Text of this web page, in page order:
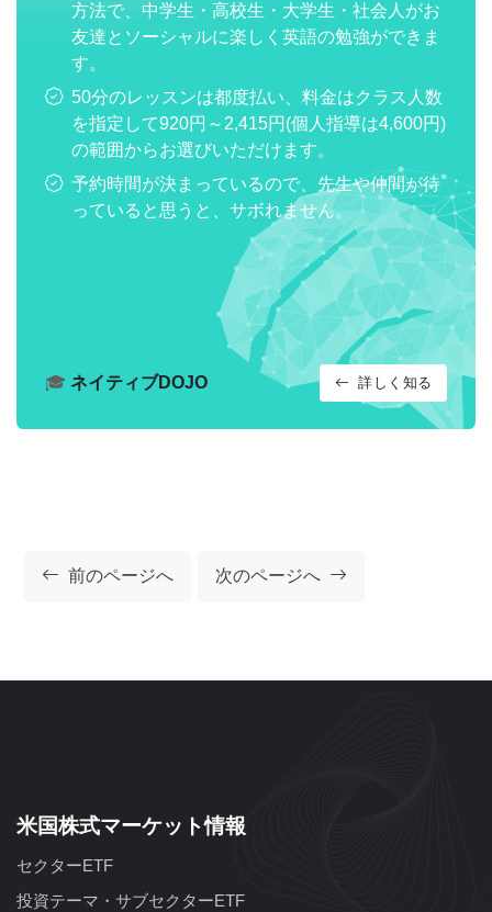
方法で、中学生・高校生・大学生・社会人がお
友達とソーシャルに楽しく英語の勉強ができま
す。
50分のレッスンは都度払い、料金はクラス人数
を指定して920円～2,415円(個人指導は4,600円)
の範囲からお選びいただけます。
予約時間が決まっているので、先生や仲間が待
っていると思うと、サボれません。
🎓 ネイティブDOJO 詳しく知る
前のページへ 次のページへ
米国株式マーケット情報
セクターETF
投資テーマ・サブセクターETF